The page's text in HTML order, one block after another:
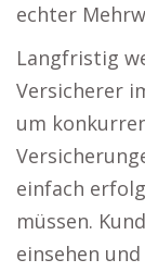
echter
Langfristig
Versicherer
um
einfach
müssen.
einsehen